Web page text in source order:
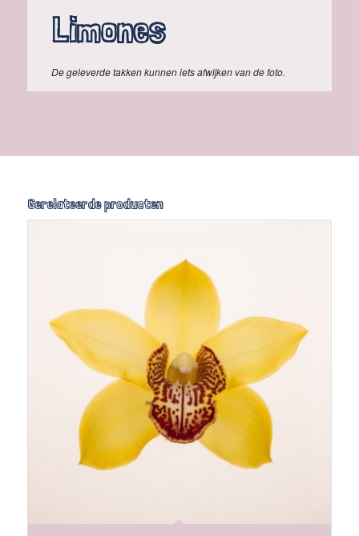
Limones
De geleverde takken kunnen iets afwijken van de foto.
Gerelateerde producten